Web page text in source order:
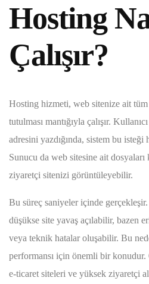
Hosting
Çalışır?
Hosting hizmeti, web sitenize ait
tutulması mantığıyla çalışır.
adresini yazdığında, sistem bu
Sunucu da web sitesine ait
ziyaretçi sitenizi görüntüleyebilir.
Bu süreç saniyeler içinde
düşükse site yavaş açılabilir, bazen
veya teknik hatalar oluşabilir. Bu
performansı için önemli bir
e-ticaret siteleri ve yüksek ziyaretçi